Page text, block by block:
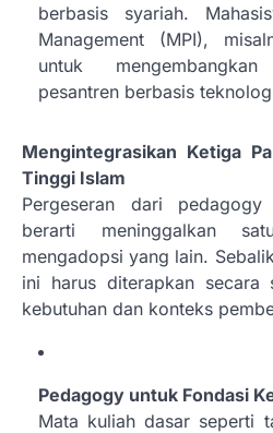
berbasis syariah.
Management (MPI),
untuk
pesantren berbasis
Mengintegrasikan Ketiga
Tinggi Islam
Pergeseran dari
berarti meninggalkan
mengadopsi yang lain.
ini harus diterapkan secara
kebutuhan dan konteks
Pedagogy untuk Fondasi
Mata kuliah dasar seperti